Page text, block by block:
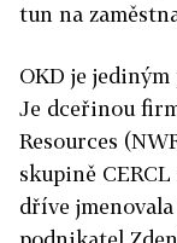
tun na
OKD je
Je dceřinou
Resources
skupině
dříve